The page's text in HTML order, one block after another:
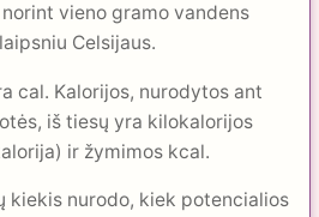
vieno gramo vandens
Celsijaus.
cal. Kalorijos, nurodytos ant
iš tiesų yra kilokalorijos
ir žymimos kcal.
kiekis nurodo, kiek potencialios